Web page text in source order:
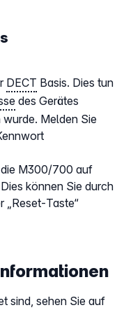
DECT Basis. Dies tun
des Gerätes
Melden Sie
die M300/700 auf
können Sie durch
„Reset-Taste“
sind, sehen Sie auf